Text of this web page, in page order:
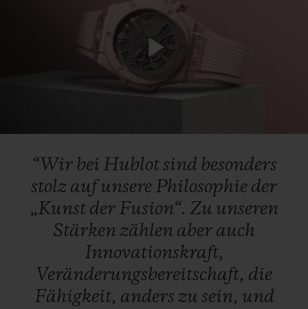
Play
Video
“Wir bei Hublotsind besonders
stolz aufunsere Philosophie der
„Kunst der Fusion“. Zu unseren
Stärken zählen aber auch
Innovationskraft,
Veränderungsbereitschaft, die
Fähigkeit, anders zu sein, und
EINE BOUTIQUE FINDEN